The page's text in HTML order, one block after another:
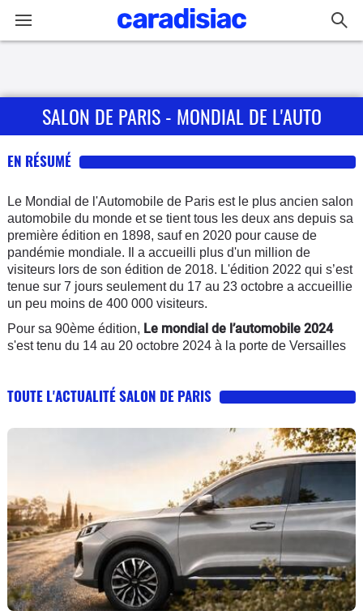
Accueil
Actu
Essais
Guide
d'achat
Electriques
Utilitaires
Auto
Moto
Marques
SALON DE PARIS - MONDIAL DE L'AUTO
EN RÉSUMÉ
Le Mondial de l'Automobile de Paris est le plus ancien salon
automobile du monde et se tient tous les deux ans depuis sa
première édition en 1898, sauf en 2020 pour cause de
pandémie mondiale. Il a accueilli plus d'un million de
visiteurs lors de son édition de 2018. L'édition 2022 qui s’est
tenue sur 7 jours seulement du 17 au 23 octobre a accueillie
un peu moins de 400 000 visiteurs.
Pour sa 90ème édition, Le mondial de l’automobile 2024
s'est tenu du 14 au 20 octobre 2024 à la porte de Versailles
TOUTE L'ACTUALITÉ SALON DE PARIS